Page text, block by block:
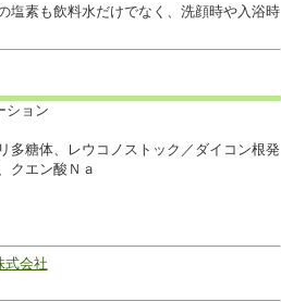
塩素も飲料水だけでなく、洗顔時や入浴時
ョン
多糖体、レウコノストック／ダイコン根発
クエン酸Ｎａ
式会社